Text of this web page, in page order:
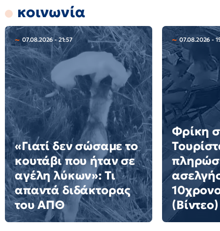
κοινωνία
07.08.2026 - 21:57
«Γιατί δεν σώσαμε το
κουτάβι που ήταν σε
αγέλη λύκων»: Τι
απαντά διδάκτορας
του ΑΠΘ
07.08.2026 -
Φρίκη
(Βίντεο)